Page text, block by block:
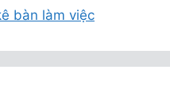
bàn làm việc